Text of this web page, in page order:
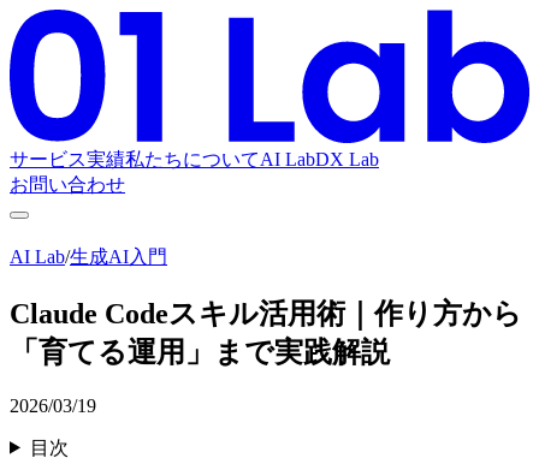
サービス実績私たちについてAI LabDX Lab
お問い合わせ
AI Lab/生成AI入門
Claude Codeスキル活用術｜作り方から
「育てる運用」まで実践解説
2026/03/19
目次